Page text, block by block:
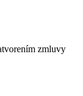
zmluvy